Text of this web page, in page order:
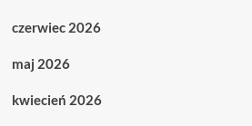
czerwiec 2026
maj 2026
kwiecień 2026